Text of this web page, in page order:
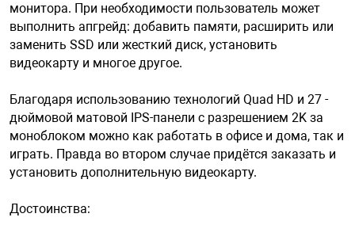
монитора. При необходимости пользователь может
выполнить апгрейд: добавить памяти, расширить или
заменить SSD или жесткий диск, установить
видеокарту и многое другое.
Благодаря использованию технологий Quad HD и 27 -
дюймовой матовой IPS-панели с разрешением 2K за
моноблоком можно как работать в офисе и дома, так и
играть. Правда во втором случае придётся заказать и
установить дополнительную видеокарту.
Достоинства: